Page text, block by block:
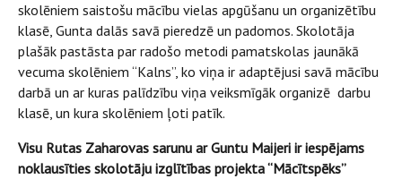
skolēniem saistošu mācību vielas apgūšanu un organizētību
klasē, Gunta dalās savā pieredzē un padomos. Skolotāja
plašāk pastāsta par radošo metodi pamatskolas jaunākā
vecuma skolēniem “Kalns”, ko viņa ir adaptējusi savā mācību
darbā un ar kuras palīdzību viņa veiksmīgāk organizē darbu
klasē, un kura skolēniem ļoti patīk.
Visu Rutas Zaharovas sarunu ar Guntu Maijeri ir iespējams
noklausīties skolotāju izglītības projekta “Mācītspēks”